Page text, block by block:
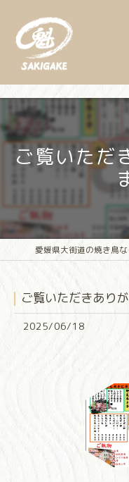
ご覧いただ
ご覧いただきあり
2025/06/18